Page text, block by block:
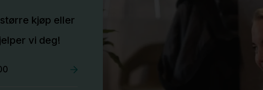
kjøp eller
vi deg!